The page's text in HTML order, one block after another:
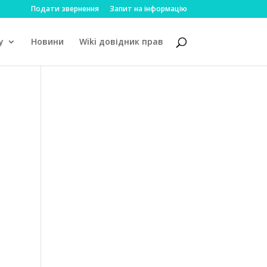
Подати звернення Запит на інформацію
Новини Wiki довідник прав